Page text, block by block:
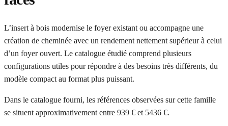
L’insert à bois modernise le foyer existant ou accompagne une
création de cheminée avec un rendement nettement supérieur à celui
d’un foyer ouvert. Le catalogue étudié comprend plusieurs
configurations utiles pour répondre à des besoins très différents, du
modèle compact au format plus puissant.
Dans le catalogue fourni, les références observées sur cette famille
se situent approximativement entre 939 € et 5436 €.